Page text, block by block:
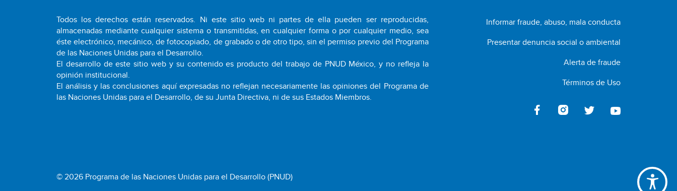
Todos los derechos están reservados. Ni este sitio web ni partes de ella pueden ser reproducidas,
almacenadas mediante cualquier sistema o transmitidas, en cualquier forma o por cualquier medio, sea
éste electrónico, mecánico, de fotocopiado, de grabado o de otro tipo, sin el permiso previo del Programa
de las Naciones Unidas para el Desarrollo.
El desarrollo de este sitio web y su contenido es producto del trabajo de PNUD México, y no refleja la
opinión institucional.
El análisis y las conclusiones aquí expresadas no reflejan necesariamente las opiniones del Programa de
las Naciones Unidas para el Desarrollo, de su Junta Directiva, ni de sus Estados Miembros.
Informar fraude, abuso, mala conducta
Presentar denuncia social o ambiental
Alerta de fraude
Términos de Uso
© 2026 Programa de las Naciones Unidas para el Desarrollo (PNUD)